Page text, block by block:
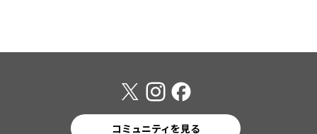
コミュニティを見る